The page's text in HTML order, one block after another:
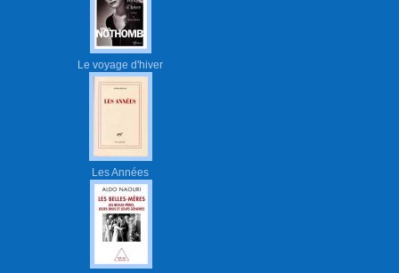
Le voyage d'hiver
Les Années